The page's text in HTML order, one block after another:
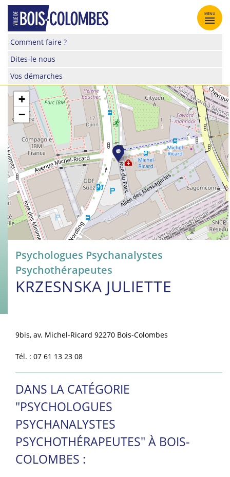
Skip
content
Site
de
la
de
Bois-
Colombes
Comment faire ?
Dites-le nous
Vos démarches
MENU
+
−
Psychologues Psychanalystes
Psychothérapeutes
KRZESNSKA JULIETTE
9bis, av. Michel-Ricard 92270 Bois-Colombes
Tél. : 07 61 13 23 08
DANS LA CATÉGORIE
"PSYCHOLOGUES
PSYCHANALYSTES
PSYCHOTHÉRAPEUTES" À BOIS-
COLOMBES :